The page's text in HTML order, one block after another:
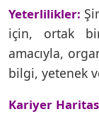
Yeterlilikler:
için, ortak
amacıyla,
bilgi, yetenek
Kariyer